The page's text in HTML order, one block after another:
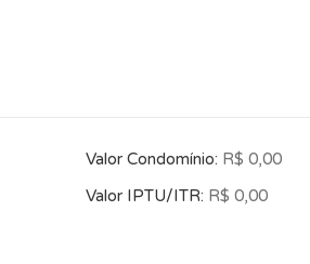
Valor Condomínio: R$ 0,00
Valor IPTU/ITR: R$ 0,00